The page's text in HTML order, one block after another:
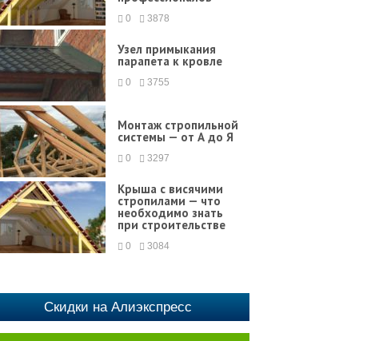
0 3878
Узел примыкания
парапета к кровле
0 3755
Монтаж стропильной
системы — от А до Я
0 3297
Крыша с висячими
стропилами — что
необходимо знать
при строительстве
0 3084
Скидки на Алиэкспресс